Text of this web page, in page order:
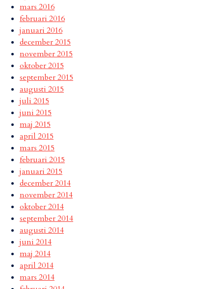
mars 2016
februari 2016
januari 2016
december 2015
november 2015
oktober 2015
september 2015
augusti 2015
juli 2015
juni 2015
maj 2015
april 2015
mars 2015
februari 2015
januari 2015
december 2014
november 2014
oktober 2014
september 2014
augusti 2014
juni 2014
maj 2014
april 2014
mars 2014